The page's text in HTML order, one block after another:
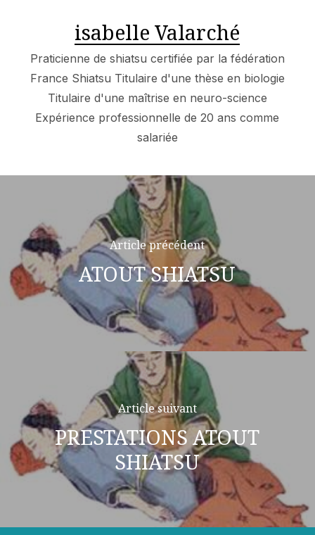
isabelle Valarché
Praticienne de shiatsu certifiée par la fédération
France Shiatsu Titulaire d'une thèse en biologie
Titulaire d'une maîtrise en neuro-science
Expérience professionnelle de 20 ans comme
salariée
Article précédent
ATOUT SHIATSU
Article suivant
PRESTATIONS ATOUT
SHIATSU